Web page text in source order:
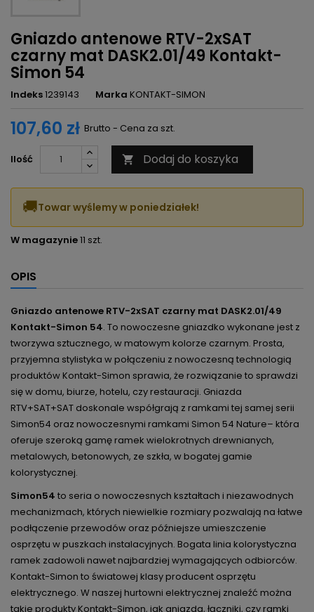
Gniazdo antenowe RTV-2xSAT
czarny mat DASK2.01/49 Kontakt-
Simon 54
Indeks1239143 Marka KONTAKT-SIMON
107,60 zł Brutto - Cena za szt.
Ilość  Dodaj do koszyka
🚚Towar wyślemy w poniedziałek!
W magazynie11 szt.
OPIS
Gniazdo antenowe RTV-2xSAT czarny mat DASK2.01/49
Kontakt-Simon 54. To nowoczesne gniazdko wykonane jest z
tworzywa sztucznego, w matowym kolorze czarnym. Prosta,
przyjemna stylistyka w połączeniu z nowoczesną technologią
produktów Kontakt-Simon sprawia, że rozwiązanie to sprawdzi
się w domu, biurze, hotelu, czy restauracji. Gniazda
RTV+SAT+SAT doskonale współgrają z ramkami tej samej serii
Simon54 oraz nowoczesnymi ramkami Simon 54 Nature– która
oferuje szeroką gamę ramek wielokrotnych drewnianych,
metalowych, betonowych, ze szkła, w bogatej gamie
kolorystycznej.
Simon54 to seria o nowoczesnych kształtach i niezawodnych
mechanizmach, których niewielkie rozmiary pozwalają na łatwe
podłączenie przewodów oraz późniejsze umieszczenie
osprzętu w puszkach instalacyjnych. Bogata linia kolorystyczna
ramek zadowoli nawet najbardziej wymagających odbiorców.
Kontakt-Simon to światowej klasy producent osprzętu
elektrycznego. W naszej hurtowni elektrycznej znaleźć można
takie produkty Kontakt-Simon, jak gniazda, łączniki, czy ramki